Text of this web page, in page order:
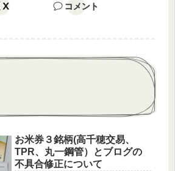
X コメント
お米券３銘柄(高千穂交易、
TPR、丸一鋼管）とブログの
不具合修正について